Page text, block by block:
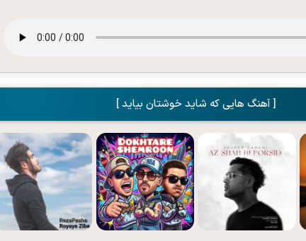
[ آهنگ هایی که شاید خوشتان بیاید ]